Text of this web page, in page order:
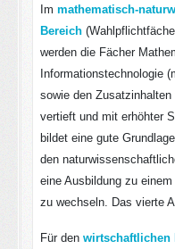
Im mathematisch-
Bereich
werden die Fächer
Informationstechnologie
sowie den
vertieft und mit erhöhter
bildet eine gute
den
eine Ausbildung zu
zu wechseln. Das
Für den wirtschaftlichen